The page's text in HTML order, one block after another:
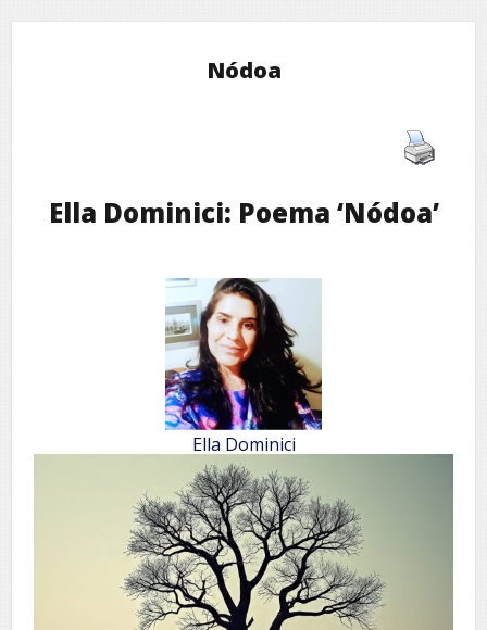
Nódoa
Ella Dominici: Poema ‘Nódoa’
Ella Dominici